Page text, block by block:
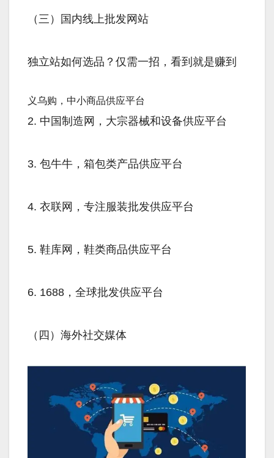
（三）国内线上批发网站
独立站如何选品？仅需一招，看到就是赚到
义乌购，中小商品供应平台
2. 中国制造网，大宗器械和设备供应平台
3. 包牛牛，箱包类产品供应平台
4. 衣联网，专注服装批发供应平台
5. 鞋库网，鞋类商品供应平台
6. 1688，全球批发供应平台
（四）海外社交媒体